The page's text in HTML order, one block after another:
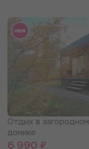
Отдых в загородном
домике
6 990 ₽